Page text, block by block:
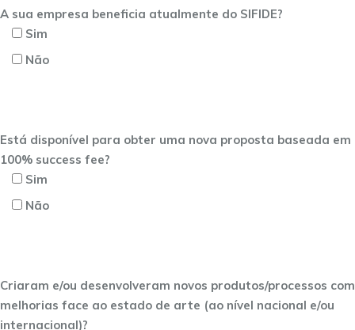
A sua empresa beneficia atualmente do SIFIDE?
Sim
Não
Está disponível para obter uma nova proposta baseada em
100% success fee?
Sim
Não
Criaram e/ou desenvolveram novos produtos/processos com
melhorias face ao estado de arte (ao nível nacional e/ou
internacional)?